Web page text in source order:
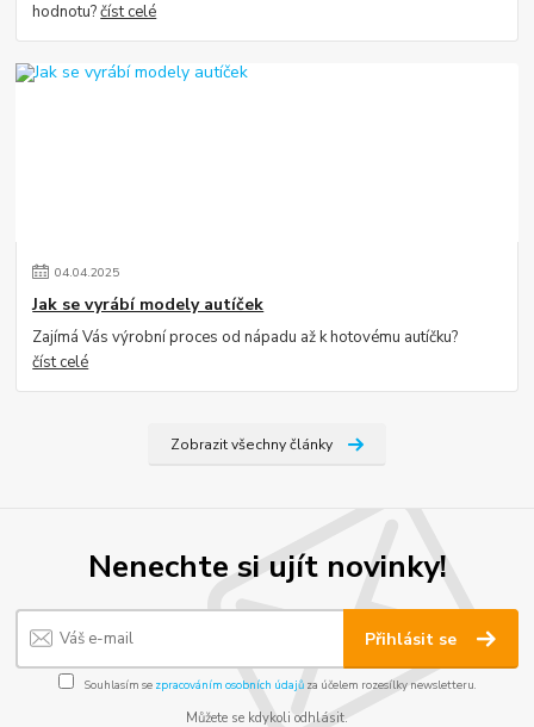
hodnotu?číst celé
04.04.2025
Jak se vyrábí modely autíček
Zajímá Vás výrobní proces od nápadu až k hotovému autíčku?
číst celé
Zobrazit všechny články
Nenechte si ujít novinky!
Přihlásit se
Souhlasím se zpracováním osobních údajůza účelem rozesílky newsletteru.
Můžete se kdykoli odhlásit.